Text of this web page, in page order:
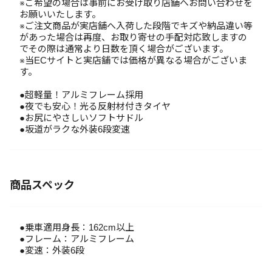
※ご希望の場合は事前にお受け取り店舗へお問い合わせを
お願いいたします。
※ご注文商品が実店舗へ入荷した段階でキズや納品違い等
があった場合は再度、お取り寄せの手配対応致しますの
でその際は通常より日数を頂く場合がございます。
※当ECサイトと実店舗では価格が異なる場合がございま
す。
●超軽量！アルミフレーム採用
●夜でも安心！光る反射材付きタイヤ
●お尻にやさしいソフトサドル
●坂道がラクな外装6段変速
商品スペック
●乗車適用身長：162cm以上
●フレーム：アルミフレーム
●変速：外装6段